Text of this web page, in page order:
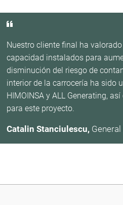
Nuestro cliente final ha
capacidad instalados para
disminución del riesgo de
interior de la carrocería ha sido
HIMOINSA y ALL Generating,
para este proyecto.
Catalin Stanciulescu,